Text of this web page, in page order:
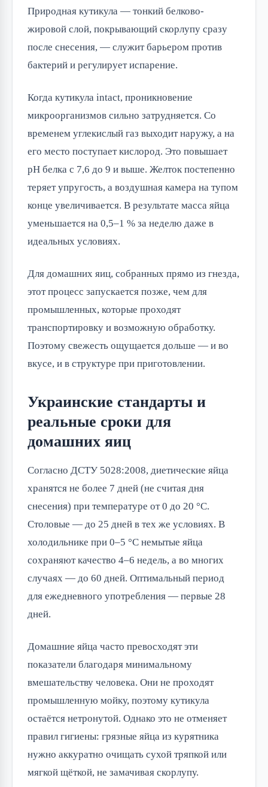
Природная кутикула — тонкий белково-
жировой слой, покрывающий скорлупу сразу
после снесения, — служит барьером против
бактерий и регулирует испарение.
Когда кутикула intact, проникновение
микроорганизмов сильно затрудняется. Со
временем углекислый газ выходит наружу, а на
его место поступает кислород. Это повышает
pH белка с 7,6 до 9 и выше. Желток постепенно
теряет упругость, а воздушная камера на тупом
конце увеличивается. В результате масса яйца
уменьшается на 0,5–1 % за неделю даже в
идеальных условиях.
Для домашних яиц, собранных прямо из гнезда,
этот процесс запускается позже, чем для
промышленных, которые проходят
транспортировку и возможную обработку.
Поэтому свежесть ощущается дольше — и во
вкусе, и в структуре при приготовлении.
Украинские стандарты и
реальные сроки для
домашних яиц
Согласно ДСТУ 5028:2008, диетические яйца
хранятся не более 7 дней (не считая дня
снесения) при температуре от 0 до 20 °C.
Столовые — до 25 дней в тех же условиях. В
холодильнике при 0–5 °C немытые яйца
сохраняют качество 4–6 недель, а во многих
случаях — до 60 дней. Оптимальный период
для ежедневного употребления — первые 28
дней.
Домашние яйца часто превосходят эти
показатели благодаря минимальному
вмешательству человека. Они не проходят
промышленную мойку, поэтому кутикула
остаётся нетронутой. Однако это не отменяет
правил гигиены: грязные яйца из курятника
нужно аккуратно очищать сухой тряпкой или
мягкой щёткой, не замачивая скорлупу.